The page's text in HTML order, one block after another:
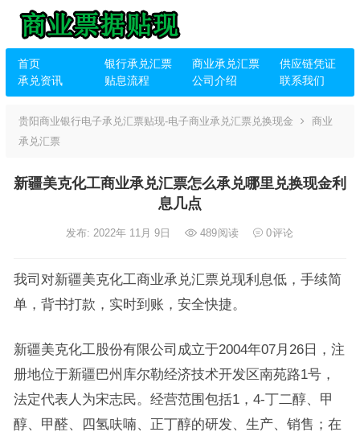
首页 银行承兑汇票 商业承兑汇票
供应链凭证
承兑资讯
贴息流程 公司介绍 联系我们
贵阳商业银行电子承兑汇票贴现-电子商业承兑汇票兑换现金
商业
承兑汇票
新疆美克化工商业承兑汇票怎么承兑哪里兑换现金利
息几点
发布: 2022年 11月 9日 489阅读 0评论
我司对新疆美克化工商业承兑汇票兑现利息低，手续简
单，背书打款，实时到账，安全快捷。
新疆美克化工股份有限公司成立于2004年07月26日，注
册地位于新疆巴州库尔勒经济技术开发区南苑路1号，
法定代表人为宋志民。经营范围包括1，4-丁二醇、甲
醇、甲醛、四氢呋喃、正丁醇的研发、生产、销售；在